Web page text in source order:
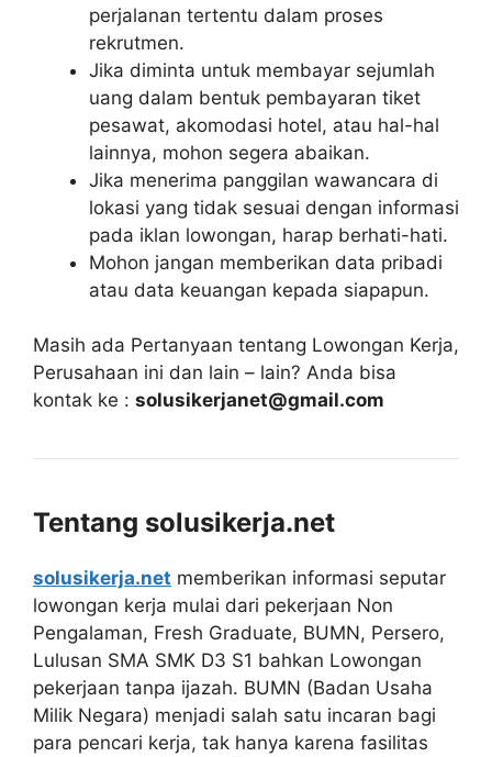
perjalanan tertentu dalam proses
rekrutmen.
Jika diminta untuk membayar sejumlah
uang dalam bentuk pembayaran tiket
pesawat, akomodasi hotel, atau hal-hal
lainnya, mohon segera abaikan.
Jika menerima panggilan wawancara di
lokasi yang tidak sesuai dengan informasi
pada iklan lowongan, harap berhati-hati.
Mohon jangan memberikan data pribadi
atau data keuangan kepada siapapun.
Masih ada Pertanyaan tentang Lowongan Kerja,
Perusahaan ini dan lain – lain? Anda bisa
kontak ke : solusikerjanet@gmail.com
Tentang solusikerja.net
solusikerja.net memberikan informasi seputar
lowongan kerja mulai dari pekerjaan Non
Pengalaman, Fresh Graduate, BUMN, Persero,
Lulusan SMA SMK D3 S1 bahkan Lowongan
pekerjaan tanpa ijazah. BUMN (Badan Usaha
Milik Negara) menjadi salah satu incaran bagi
para pencari kerja, tak hanya karena fasilitas